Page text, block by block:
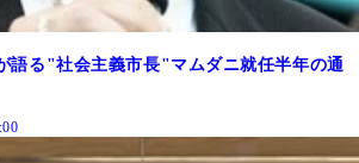
語る"社会主義市長"マムダニ就任半年の通